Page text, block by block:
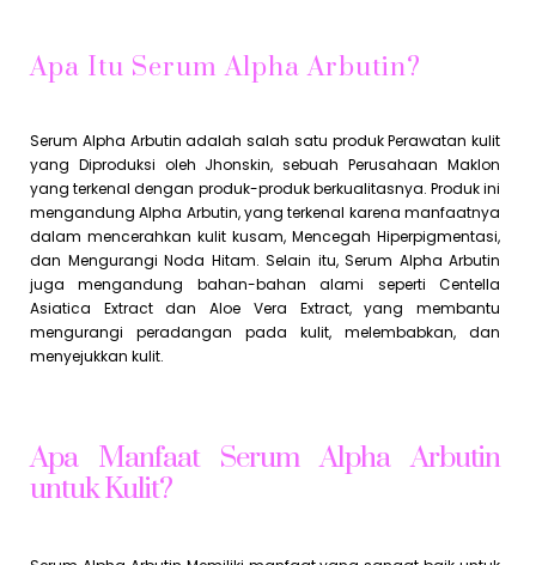
Apa Itu Serum Alpha Arbutin?
Serum Alpha Arbutin adalah salah satu produk Perawatan kulit
yang Diproduksi oleh Jhonskin, sebuah Perusahaan Maklon
yang terkenal dengan produk-produk berkualitasnya. Produk ini
mengandung Alpha Arbutin, yang terkenal karena manfaatnya
dalam mencerahkan kulit kusam, Mencegah Hiperpigmentasi,
dan Mengurangi Noda Hitam. Selain itu, Serum Alpha Arbutin
juga mengandung bahan-bahan alami seperti Centella
Asiatica Extract dan Aloe Vera Extract, yang membantu
mengurangi peradangan pada kulit, melembabkan, dan
menyejukkan kulit.
Apa Manfaat Serum Alpha Arbutin
untuk Kulit?